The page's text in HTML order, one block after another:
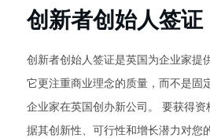
创新者创始人签证
创新者创始人签证是英国为企业家提
它更注重商业理念的质量，而不是固
企业家在英国创办新公司。 要获得
据其创新性、可行性和增长潜力对您